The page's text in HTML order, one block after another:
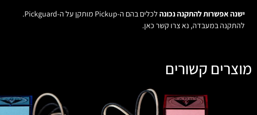
ישנה אפשרות להתקנה נכונהלכלים בהם ה-Pickup מותקן על ה-Pickguard.
להתקנה במעבדה, נא צרו קשר כאן.
מוצרים קשורים